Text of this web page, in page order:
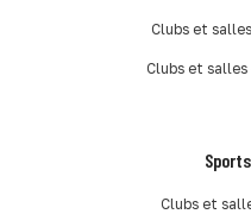
Clubs et
Clubs et
Clubs et